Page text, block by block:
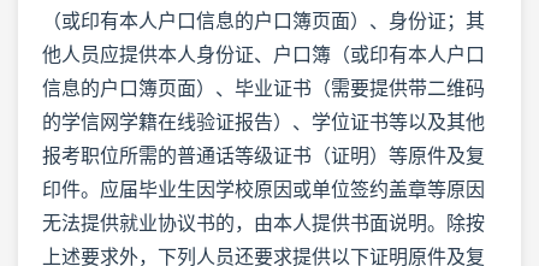
（或印有本人户口信息的户口簿页面）、身份证；其
他人员应提供本人身份证、户口簿（或印有本人户口
信息的户口簿页面）、毕业证书（需要提供带二维码
的学信网学籍在线验证报告）、学位证书等以及其他
报考职位所需的普通话等级证书（证明）等原件及复
印件。应届毕业生因学校原因或单位签约盖章等原因
无法提供就业协议书的，由本人提供书面说明。除按
上述要求外，下列人员还要求提供以下证明原件及复